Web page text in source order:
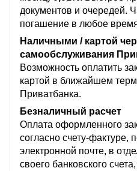
документов и очередей.
погашение в любое
Наличными / картой
самообслуживания
Возможность оплатить
картой в ближайшем
Приватбанка.
Безналичный расчет
Оплата оформленного
согласно счету-фактуре,
электронной почте, в
своего банковского